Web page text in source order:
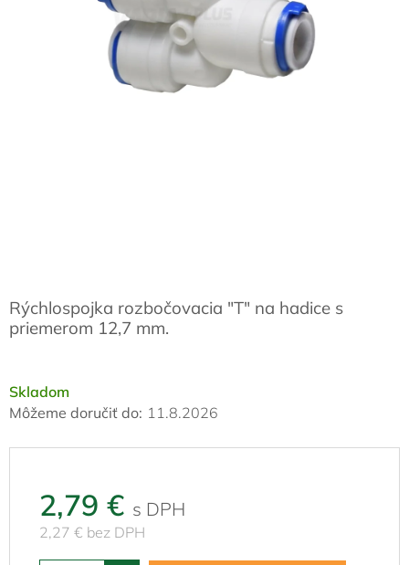
Skladom
Môžeme doručiť do: 11.8.2026
2,79 €
2,27 € bez DPH
Rýchlospojka rozbočovacia "T" na hadice s
priemerom 12,7 mm.